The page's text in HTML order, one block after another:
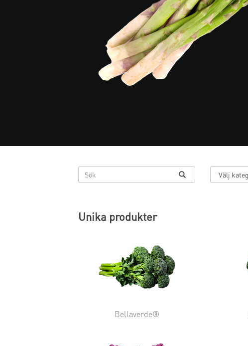
Unika produkter
Bellaverde®